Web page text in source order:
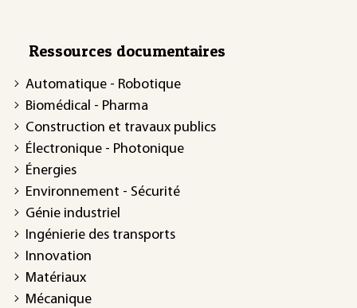
Ressources documentaires
Automatique - Robotique
Biomédical - Pharma
Construction et travaux publics
Électronique - Photonique
Énergies
Environnement - Sécurité
Génie industriel
Ingénierie des transports
Innovation
Matériaux
Mécanique